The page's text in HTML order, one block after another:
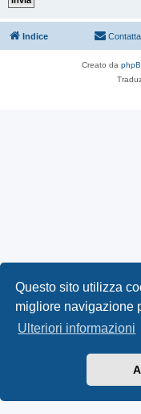
Questo sito utilizza
migliore navigazione
Ulteriori informazioni
Indice
Creato da